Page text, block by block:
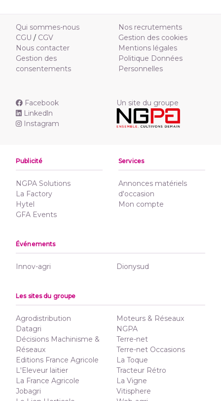
Qui sommes-nous
CGU / CGV
Nous contacter
Gestion des
consentements
Nos recrutements
Gestion des cookies
Mentions légales
Politique Données
Personnelles
Facebook
Linkedln
Instagram
Un site du groupe
Publicité
NGPA Solutions
La Factory
Hytel
GFA Events
Services
Annonces matériels
d'occasion
Mon compte
Événements
Innov-agri Dionysud
Les sites du groupe
Agrodistribution
Datagri
Décisions Machinisme &
Réseaux
Editions France Agricole
L'Eleveur laitier
La France Agricole
Jobagri
Moteurs & Réseaux
NGPA
Terre-net
Terre-net Occasions
La Toque
Tracteur Rétro
La Vigne
Vitisphere